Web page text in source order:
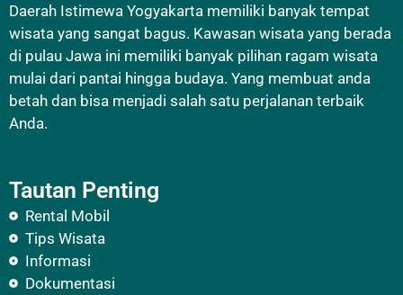
Daerah Istimewa Yogyakarta memiliki banyak tempat
wisata yang sangat bagus. Kawasan wisata yang berada
di pulau Jawa ini memiliki banyak pilihan ragam wisata
mulai dari pantai hingga budaya. Yang membuat anda
betah dan bisa menjadi salah satu perjalanan terbaik
Anda.
Tautan Penting
Rental Mobil
Tips Wisata
Informasi
Dokumentasi